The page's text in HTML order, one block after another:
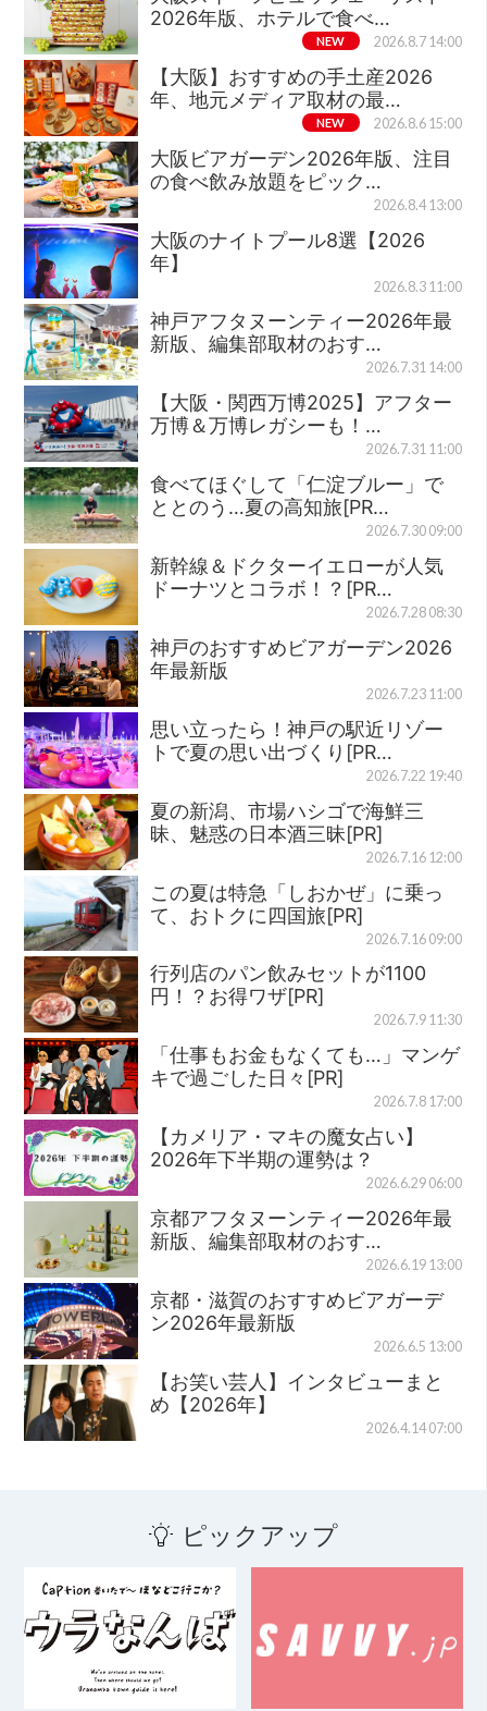
2026年版、ホテルで食べ…
NEW 2026.8.7 14:00
【大阪】おすすめの手土産2026
年、地元メディア取材の最…
NEW 2026.8.6 15:00
大阪ビアガーデン2026年版、注目
の食べ飲み放題をピック…
2026.8.4 13:00
大阪のナイトプール8選【2026
年】
2026.8.3 11:00
神戸アフタヌーンティー2026年最
新版、編集部取材のおす…
2026.7.31 14:00
【大阪・関西万博2025】アフター
万博＆万博レガシーも！…
2026.7.31 11:00
食べてほぐして「仁淀ブルー」で
ととのう…夏の高知旅[PR…
2026.7.30 09:00
新幹線＆ドクターイエローが人気
ドーナツとコラボ！？[PR…
2026.7.28 08:30
神戸のおすすめビアガーデン2026
年最新版
2026.7.23 11:00
思い立ったら！神戸の駅近リゾー
トで夏の思い出づくり[PR…
2026.7.22 19:40
夏の新潟、市場ハシゴで海鮮三
昧、魅惑の日本酒三昧[PR]
2026.7.16 12:00
この夏は特急「しおかぜ」に乗っ
て、おトクに四国旅[PR]
2026.7.16 09:00
行列店のパン飲みセットが1100
円！？お得ワザ[PR]
2026.7.9 11:30
「仕事もお金もなくても…」マンゲ
キで過ごした日々[PR]
2026.7.8 17:00
【カメリア・マキの魔女占い】
2026年下半期の運勢は？
2026.6.29 06:00
京都アフタヌーンティー2026年最
新版、編集部取材のおす…
2026.6.19 13:00
京都・滋賀のおすすめビアガーデ
ン2026年最新版
2026.6.5 13:00
【お笑い芸人】インタビューまと
め【2026年】
2026.4.14 07:00
ピックアップ